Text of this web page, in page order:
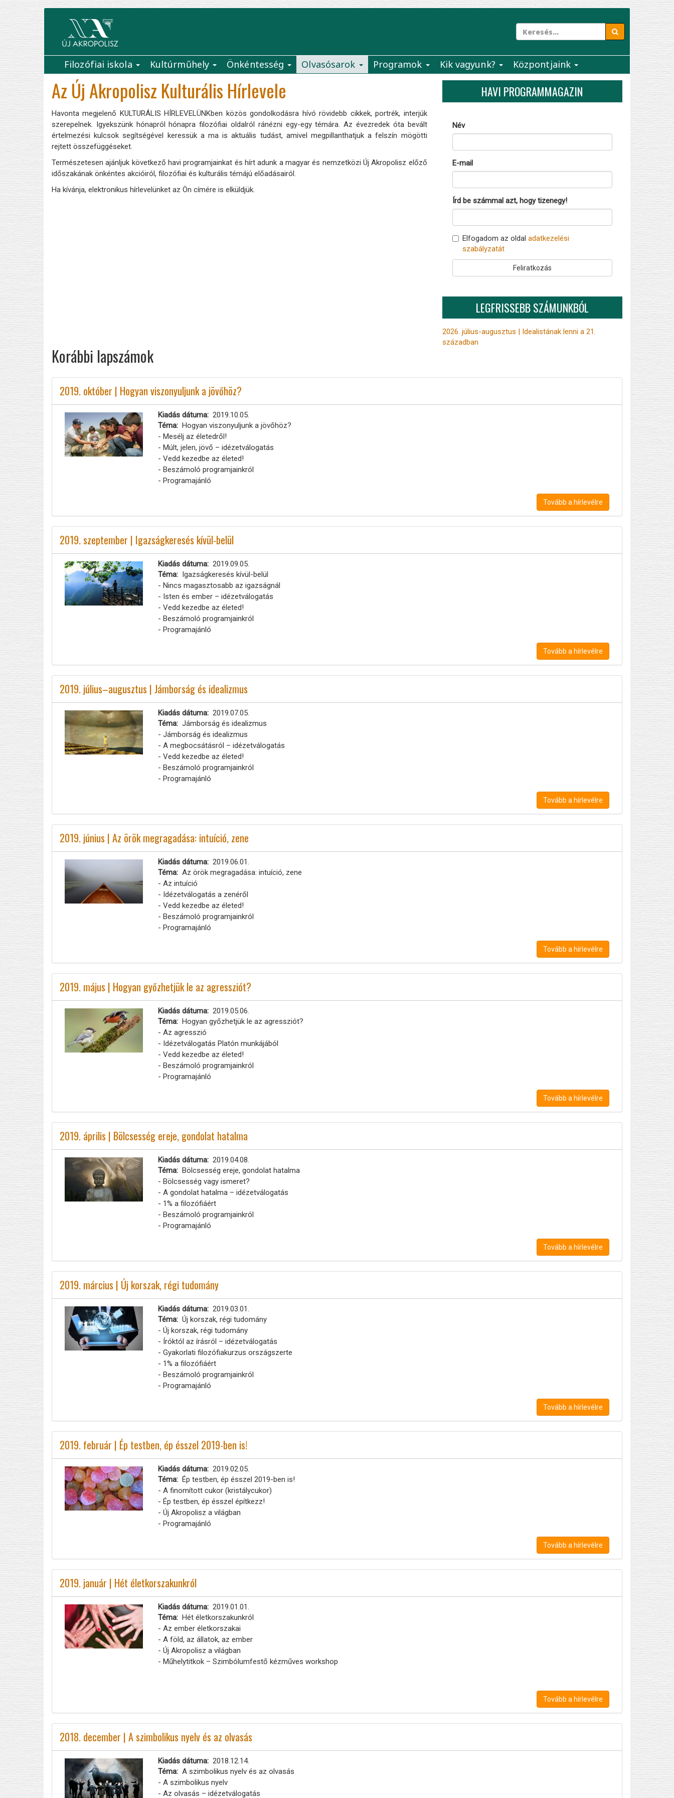
Main
navigation
Filozófiai iskola Kultúrműhely Önkéntesség Olvasósarok Programok Kik vagyunk? Központjaink
Az Új Akropolisz Kulturális Hírlevele
Havonta megjelenő KULTURÁLIS HÍRLEVELÜNKben közös gondolkodásra hívó rövidebb cikkek, portrék, interjúk
szerepelnek. Igyekszünk hónapról hónapra filozófiai oldalról ránézni egy-egy témára. Az évezredek óta bevált
értelmezési kulcsok segítségével keressük a ma is aktuális tudást, amivel megpillanthatjuk a felszín mögötti
rejtett összefüggéseket.
Természetesen ajánljuk következő havi programjainkat és hírt adunk a magyar és nemzetközi Új Akropolisz előző
időszakának önkéntes akcióiról, filozófiai és kulturális témájú előadásairól.
Ha kívánja, elektronikus hírlevelünket az Ön címére is elküldjük.
HAVI PROGRAMMAGAZIN
Név
E-mail
Írd be számmal azt, hogy tizenegy!
Elfogadom az oldal adatkezelési
szabályzatát
Feliratkozás
LEGFRISSEBB SZÁMUNKBÓL
2026. július-augusztus | Idealistának lenni a 21.
században
Korábbi lapszámok
2019. október | Hogyan viszonyuljunk a jövőhöz?
Kiadás dátuma
2019.10.05.
Téma
Hogyan viszonyuljunk a jövőhöz?
- Mesélj az életedről!
- Múlt, jelen, jövő – idézetválogatás
- Vedd kezedbe az életed!
- Beszámoló programjainkról
- Programajánló
Tovább a hírlevélre
2019. szeptember | Igazságkeresés kívül-belül
Kiadás dátuma
2019.09.05.
Téma
Igazságkeresés kívül-belül
- Nincs magasztosabb az igazságnál
- Isten és ember – idézetválogatás
- Vedd kezedbe az életed!
- Beszámoló programjainkról
- Programajánló
Tovább a hírlevélre
2019. július–augusztus | Jámborság és idealizmus
Kiadás dátuma
2019.07.05.
Téma
Jámborság és idealizmus
- Jámborság és idealizmus
- A megbocsátásról – idézetválogatás
- Vedd kezedbe az életed!
- Beszámoló programjainkról
- Programajánló
Tovább a hírlevélre
2019. június | Az örök megragadása: intuíció, zene
Kiadás dátuma
2019.06.01.
Téma
Az örök megragadása: intuíció, zene
- Az intuíció
- Idézetválogatás a zenéről
- Vedd kezedbe az életed!
- Beszámoló programjainkról
- Programajánló
Tovább a hírlevélre
2019. május | Hogyan győzhetjük le az agressziót?
Kiadás dátuma
2019.05.06.
Téma
Hogyan győzhetjük le az agressziót?
- Az agresszió
- Idézetválogatás Platón munkájából
- Vedd kezedbe az életed!
- Beszámoló programjainkról
- Programajánló
Tovább a hírlevélre
2019. április | Bölcsesség ereje, gondolat hatalma
Kiadás dátuma
2019.04.08.
Téma
Bölcsesség ereje, gondolat hatalma
- Bölcsesség vagy ismeret?
- A gondolat hatalma – idézetválogatás
- 1% a filozófiáért
- Beszámoló programjainkról
- Programajánló
Tovább a hírlevélre
2019. március | Új korszak, régi tudomány
Kiadás dátuma
2019.03.01.
Téma
Új korszak, régi tudomány
- Új korszak, régi tudomány
- Íróktól az írásról – idézetválogatás
- Gyakorlati filozófiakurzus országszerte
- 1% a filozófiáért
- Beszámoló programjainkról
- Programajánló
Tovább a hírlevélre
2019. február | Ép testben, ép ésszel 2019-ben is!
Kiadás dátuma
2019.02.05.
Téma
Ép testben, ép ésszel 2019-ben is!
- A finomított cukor (kristálycukor)
- Ép testben, ép ésszel építkezz!
- Új Akropolisz a világban
- Programajánló
Tovább a hírlevélre
2019. január | Hét életkorszakunkról
Kiadás dátuma
2019.01.01.
Téma
Hét életkorszakunkról
- Az ember életkorszakai
- A föld, az állatok, az ember
- Új Akropolisz a világban
- Műhelytitkok – Szimbólumfestő kézműves workshop
Tovább a hírlevélre
2018. december | A szimbolikus nyelv és az olvasás
Kiadás dátuma
2018.12.14.
Téma
A szimbolikus nyelv és az olvasás
- A szimbolikus nyelv
- Az olvasás – idézetválogatás